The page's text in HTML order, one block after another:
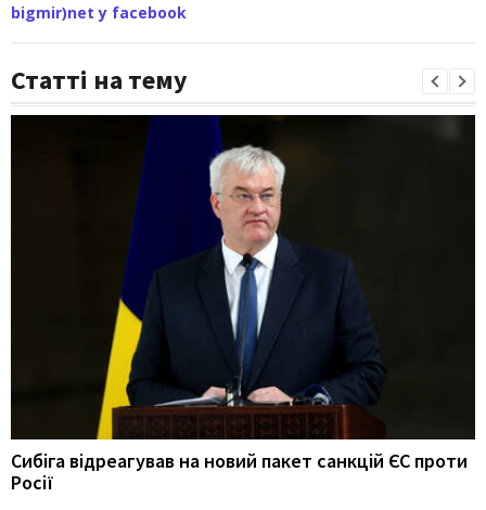
bigmir)net у facebook
Статті на тему
Сибіга відреагував на новий пакет санкцій ЄС проти
Росії